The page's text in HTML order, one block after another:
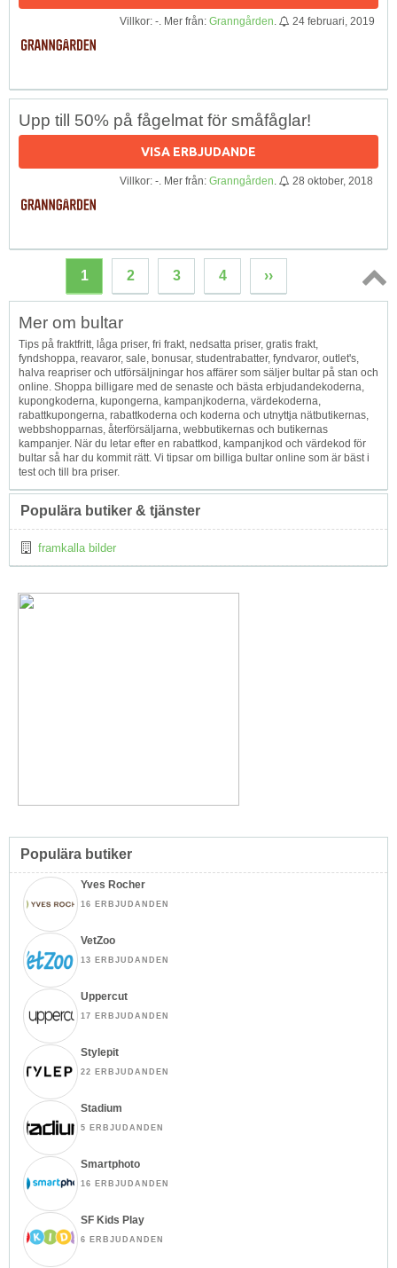
Villkor: -. Mer från: Granngården 24 februari, 2019
Upp till 50% på fågelmat för småfåglar!
VISA ERBJUDANDE
Villkor: -. Mer från: Granngården 28 oktober, 2018
1 2 3 4 ››
Topp
Mer om bultar
Tips på fraktfritt, låga priser, fri frakt, nedsatta priser, gratis frakt,
fyndshoppa, reavaror, sale, bonusar, studentrabatter, fyndvaror, outlet's,
halva reapriser och utförsäljningar hos affärer som säljer bultar på stan och
online. Shoppa billigare med de senaste och bästa erbjudandekoderna,
kupongkoderna, kupongerna, kampanjkoderna, värdekoderna,
rabattkupongerna, rabattkoderna och koderna och utnyttja nätbutikernas,
webbshopparnas, återförsäljarna, webbutikernas och butikernas
kampanjer. När du letar efter en rabattkod, kampanjkod och värdekod för
bultar så har du kommit rätt. Vi tipsar om billiga bultar online som är bäst i
test och till bra priser.
Populära butiker & tjänster
framkalla bilder
Populära butiker
Yves Rocher
16 ERBJUDANDEN
VetZoo
13 ERBJUDANDEN
Uppercut
17 ERBJUDANDEN
Stylepit
22 ERBJUDANDEN
Stadium
5 ERBJUDANDEN
Smartphoto
16 ERBJUDANDEN
SF Kids Play
6 ERBJUDANDEN